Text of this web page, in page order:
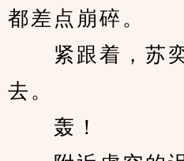
都差点崩碎。
紧跟着，苏奕
去。
轰！